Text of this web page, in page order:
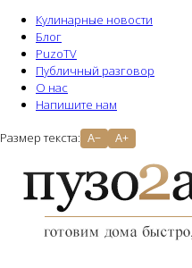
Кулинарные новости
Блог
PuzoTV
Публичный разговор
О нас
Напишите нам
Размер текста: A− A+